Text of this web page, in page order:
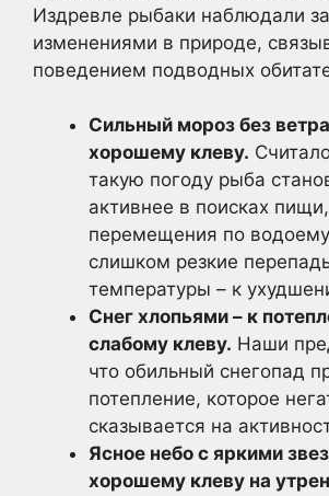
Издревле рыбаки наблюдали за
изменениями в природе,
поведением подводных
Сильный мороз без
хорошему клеву.
такую погоду рыба
активнее в поисках
перемещения по
слишком резкие
температуры – к
Снег хлопьями – к
слабому клеву. Наши
что обильный снегопад
потепление, которое
сказывается на
Ясное небо с яркими
хорошему клеву на